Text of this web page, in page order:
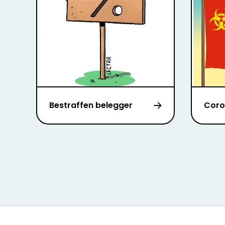
Bestraffen belegger